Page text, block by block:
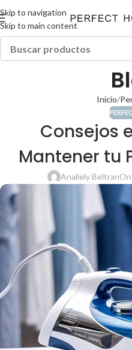
Skip to navigation
Skip to main content
Inicio
Consejos
Mantener tu
Anallely Beltran